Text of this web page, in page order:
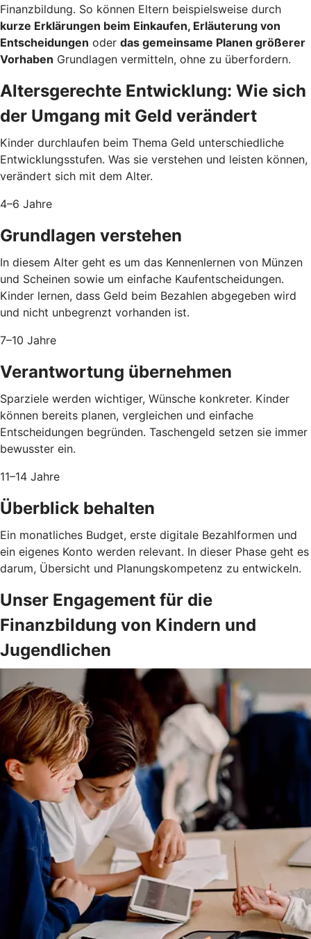
Finanzbildung. So können Eltern beispielsweise durch
kurze Erklärungen beim Einkaufen, Erläuterung von
Entscheidungen oder das gemeinsame Planen größerer
Vorhaben Grundlagen vermitteln, ohne zu überfordern.
Altersgerechte Entwicklung: Wie sich
der Umgang mit Geld verändert
Kinder durchlaufen beim Thema Geld unterschiedliche
Entwicklungsstufen. Was sie verstehen und leisten können,
verändert sich mit dem Alter.
4–6 Jahre
Grundlagen verstehen
In diesem Alter geht es um das Kennenlernen von Münzen
und Scheinen sowie um einfache Kaufentscheidungen.
Kinder lernen, dass Geld beim Bezahlen abgegeben wird
und nicht unbegrenzt vorhanden ist.
7–10 Jahre
Verantwortung übernehmen
Sparziele werden wichtiger, Wünsche konkreter. Kinder
können bereits planen, vergleichen und einfache
Entscheidungen begründen. Taschengeld setzen sie immer
bewusster ein.
11–14 Jahre
Überblick behalten
Ein monatliches Budget, erste digitale Bezahlformen und
ein eigenes Konto werden relevant. In dieser Phase geht es
darum, Übersicht und Planungskompetenz zu entwickeln.
Unser Engagement für die
Finanzbildung von Kindern und
Jugendlichen